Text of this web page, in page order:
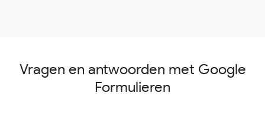
Vragen en antwoorden met Google
Formulieren